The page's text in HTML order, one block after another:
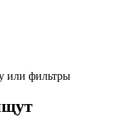
или фильтры